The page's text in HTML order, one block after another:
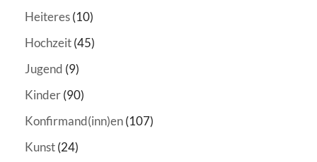
Heiteres(10)
Hochzeit(45)
Jugend (9)
Kinder(90)
Konfirmand(inn)en(107)
Kunst(24)